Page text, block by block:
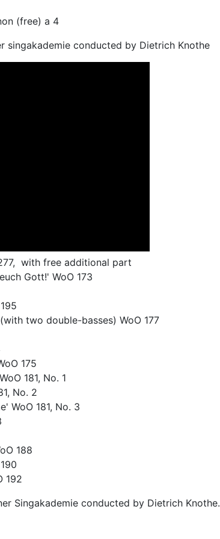
(free) a 4
singakademie conducted by Dietrich Knothe
with free additional part
Gott!' WoO 173
two double-basses) WoO 177
175
181, No. 1
No. 2
WoO 181, No. 3
188
192
Singakademie conducted by Dietrich Knothe.